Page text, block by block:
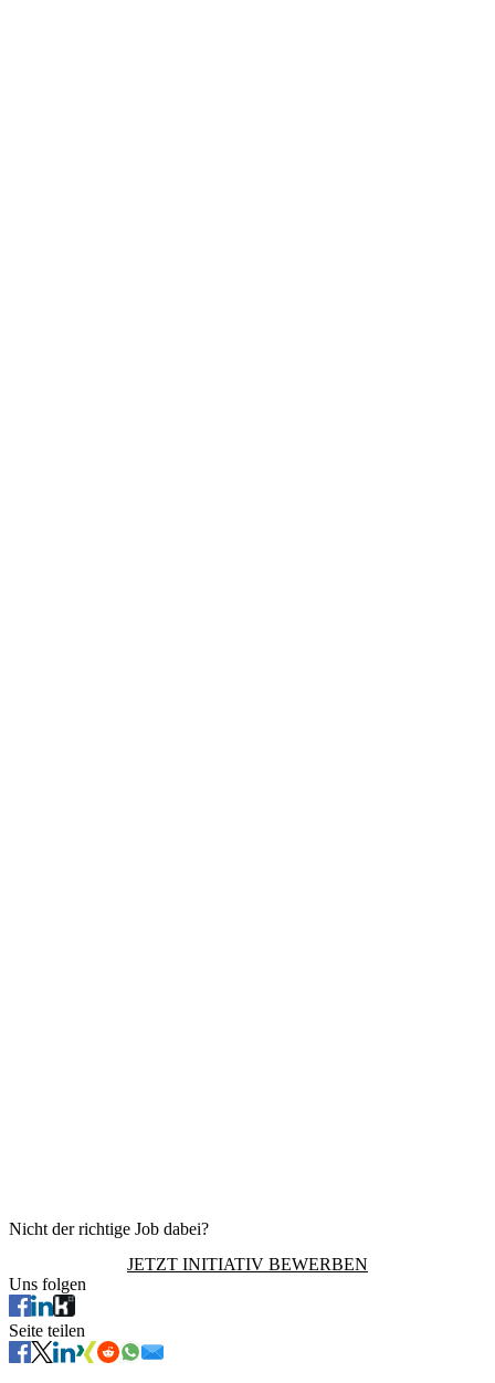
Nicht der richtige Job dabei?
JETZT INITIATIV BEWERBEN
Uns folgen
Seite teilen